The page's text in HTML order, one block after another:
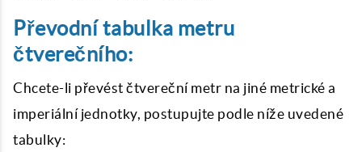
Převodní tabulka metru
čtverečního:
Chcete-li převést čtvereční metr na jiné metrické a
imperiální jednotky, postupujte podle níže uvedené
tabulky: